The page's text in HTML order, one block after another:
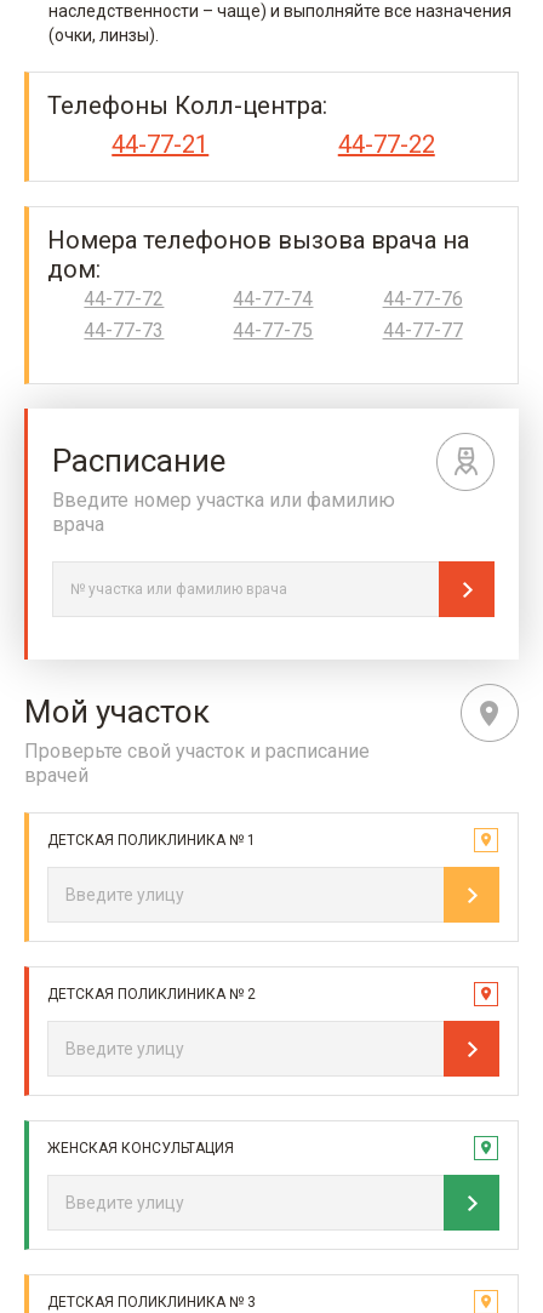
наследственности – чаще) и выполняйте все назначения
(очки, линзы).
Телефоны Колл-центра:
44-77-21
44-77-22
Номера телефонов вызова врача на
дом:
44-77-72
44-77-73
44-77-74
44-77-75
44-77-76
44-77-77
Расписание
Введите номер участка или фамилию
врача
Мой участок
Проверьте свой участок и расписание
врачей
ДЕТСКАЯ ПОЛИКЛИНИКА № 1
ДЕТСКАЯ ПОЛИКЛИНИКА № 2
ЖЕНСКАЯ КОНСУЛЬТАЦИЯ
ДЕТСКАЯ ПОЛИКЛИНИКА № 3